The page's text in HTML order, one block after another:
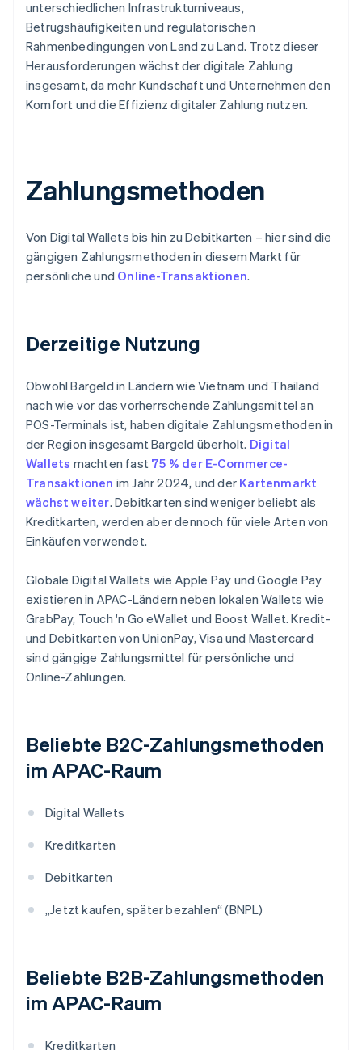
unterschiedlichen Infrastrukturniveaus,
Betrugshäufigkeiten und regulatorischen
Rahmenbedingungen von Land zu Land. Trotz dieser
Herausforderungen wächst der digitale Zahlung
insgesamt, da mehr Kundschaft und Unternehmen den
Komfort und die Effizienz digitaler Zahlung nutzen.
Zahlungsmethoden
Von Digital Wallets bis hin zu Debitkarten – hier sind die
gängigen Zahlungsmethoden in diesem Markt für
persönliche und Online-Transaktionen.
Derzeitige Nutzung
Obwohl Bargeld in Ländern wie Vietnam und Thailand
nach wie vor das vorherrschende Zahlungsmittel an
POS-Terminals ist, haben digitale Zahlungsmethoden in
der Region insgesamt Bargeld überholt. Digital
Wallets machten fast 75 % der E-Commerce-
Transaktionen im Jahr 2024, und der Kartenmarkt
wächst weiter. Debitkarten sind weniger beliebt als
Kreditkarten, werden aber dennoch für viele Arten von
Einkäufen verwendet.
Globale Digital Wallets wie Apple Pay und Google Pay
existieren in APAC-Ländern neben lokalen Wallets wie
GrabPay, Touch 'n Go eWallet und Boost Wallet. Kredit-
und Debitkarten von UnionPay, Visa und Mastercard
sind gängige Zahlungsmittel für persönliche und
Online-Zahlungen.
Beliebte B2C-Zahlungsmethoden
im APAC-Raum
Digital Wallets
Kreditkarten
Debitkarten
„Jetzt kaufen, später bezahlen“ (BNPL)
Beliebte B2B-Zahlungsmethoden
im APAC-Raum
Kreditkarten